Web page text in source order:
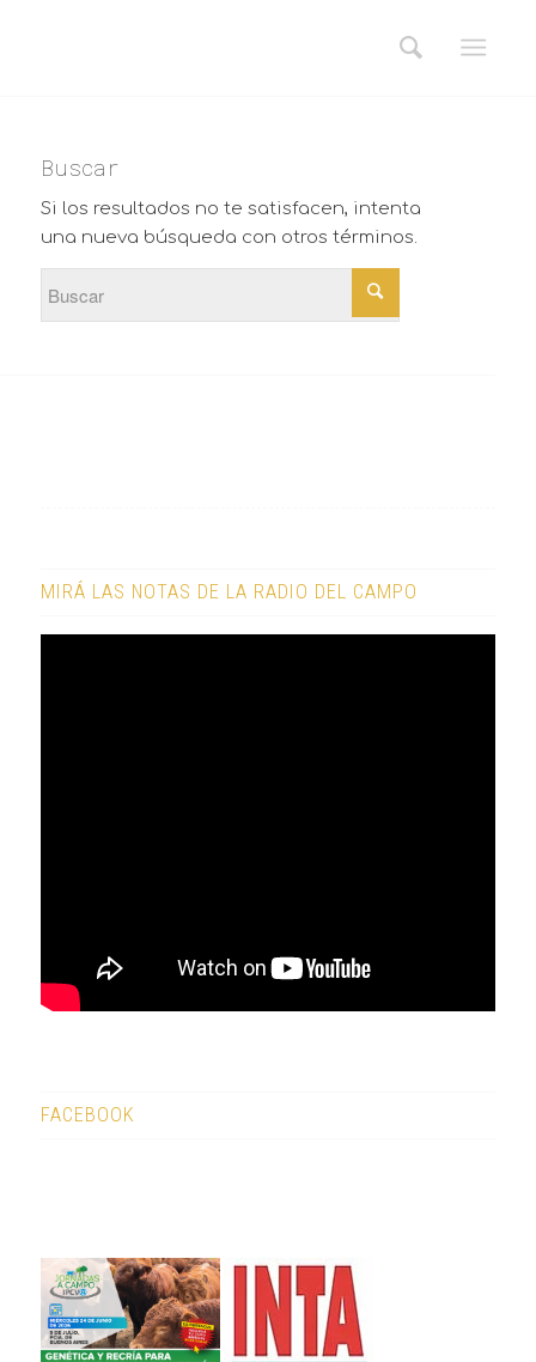
Buscar
Si los resultados no te satisfacen, intenta
una nueva búsqueda con otros términos.
MIRÁ LAS NOTAS DE LA RADIO DEL CAMPO
FACEBOOK